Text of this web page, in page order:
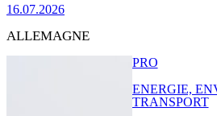
16.07.2026
ALLEMAGNE
PRO
ENERGIE,
TRANSPORT